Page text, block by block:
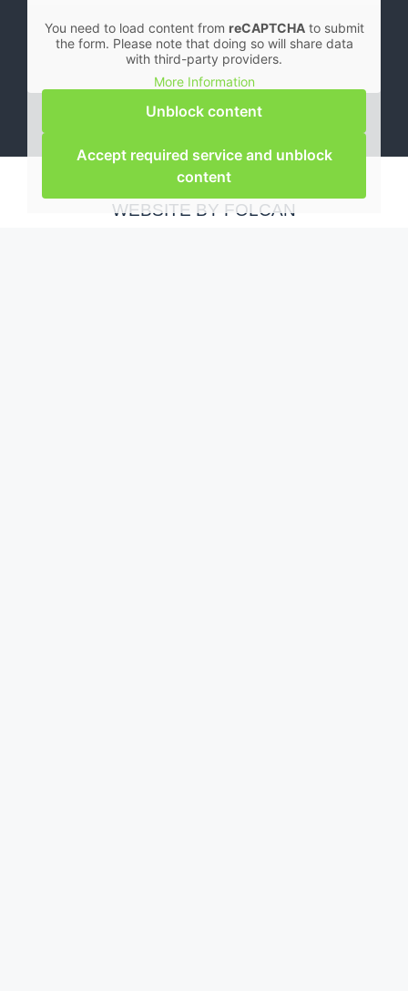
You need to load content from reCAPTCHAto submit
the form. Please note that doing so will share data
with third-party providers.
More Information
Unblock content
Accept required service and unblock
content
TIETOSUOJASELOSTE
WEBSITE BY FOLCAN